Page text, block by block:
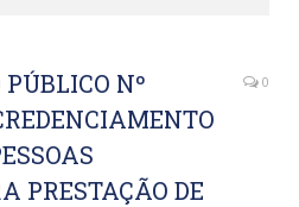
Nº
PRESTAÇÃO DE
0